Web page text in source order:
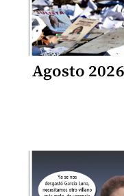
Agosto 2026